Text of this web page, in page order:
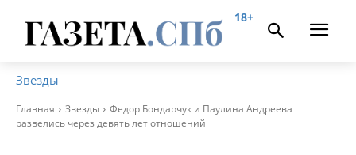
18+
Звезды
Главная Звезды
Федор Бондарчук и Паулина Андреева
развелись через девять лет отношений